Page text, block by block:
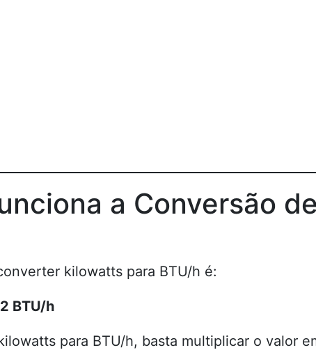
a Conversão
kilowatts para BTU/h é:
BTU/h
para BTU/h, basta multiplicar o valor